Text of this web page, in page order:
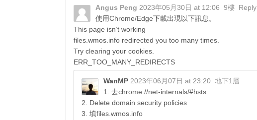
Angus Peng 2023年05月30日 at 12:06 9樓 Reply
使用Chrome/Edge下載出現以下訊息。
This page isn’t working
files.wmos.info redirected you too many times.
Try clearing your cookies.
ERR_TOO_MANY_REDIRECTS
WanMP 2023年06月07日 at 23:20 地下1層
1. 去chrome://net-internals/#hsts
2. Delete domain security policies
3. 填files.wmos.info